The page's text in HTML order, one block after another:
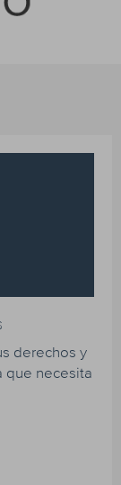
derechos y
que necesita